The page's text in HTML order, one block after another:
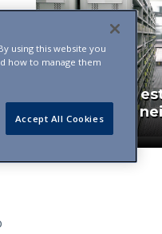
Così si può
"nascosta"
using this website you
how to manage them
Accept All Cookies